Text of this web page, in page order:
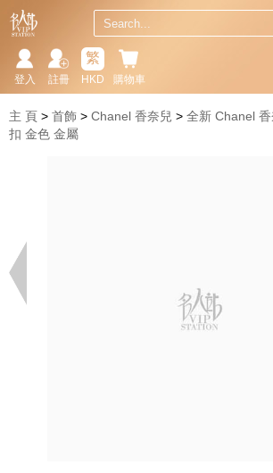
購物車
繁
HKD
註冊
登入
主 頁 首飾 Chanel 香奈兒
全新 Chanel
扣 金色 金屬